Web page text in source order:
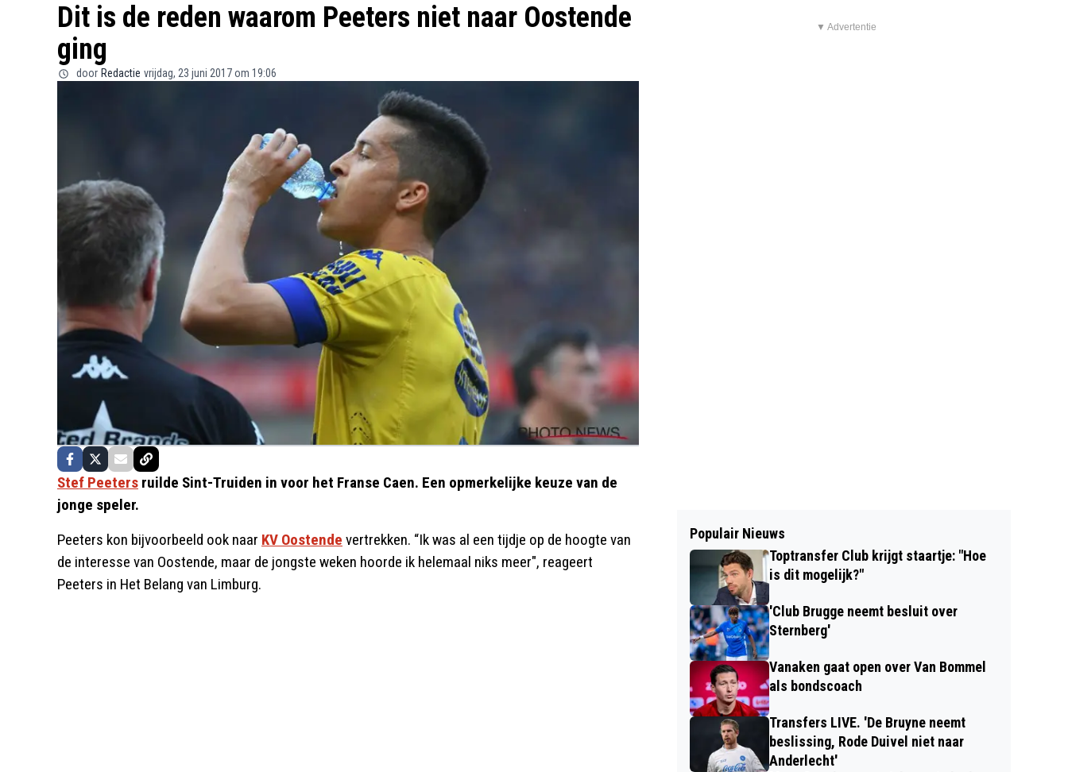
Dit is de reden waarom Peeters niet naar Oostende
ging
door Redactie vrijdag, 23 juni 2017 om 19:06
Stef Peeters ruilde Sint-Truiden in voor het Franse Caen. Een opmerkelijke keuze van de
jonge speler.
Peeters kon bijvoorbeeld ook naar KV Oostende vertrekken. “Ik was al een tijdje op de hoogte van
de interesse van Oostende, maar de jongste weken hoorde ik helemaal niks meer", reageert
Peeters in Het Belang van Limburg.
▼ Advertentie
Populair Nieuws
Toptransfer Club krijgt staartje: "Hoe
is dit mogelijk?"
'Club Brugge neemt besluit over
Sternberg'
Vanaken gaat open over Van Bommel
als bondscoach
Transfers LIVE. 'De Bruyne neemt
beslissing, Rode Duivel niet naar
Anderlecht'